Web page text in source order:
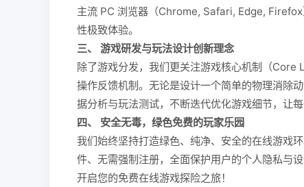
主流 PC 浏览器（Chrome, Safari, Edge,
性极致体验。
三、 游戏研发与玩法设计创新理念
除了游戏分发，我们更关注游戏核心机制（Core
操作反馈机制。无论是设计一个简单的物理消除
据分析与玩法测试，不断迭代优化游戏细节，让
四、 安全无毒，绿色免费的玩家乐园
我们始终坚持打造绿色、纯净、安全的在线游戏
件、无需强制注册，全面保护用户的个人隐私与
开启您的免费在线游戏探险之旅！